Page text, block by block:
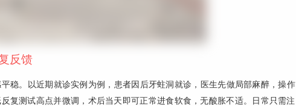
反馈
稳。以近期就诊实例为例，患者因后牙蛀洞就诊，医生先做局部麻醉，操作
复测试高点并微调，术后当天即可正常进食软食，无酸胀不适。日常只需注